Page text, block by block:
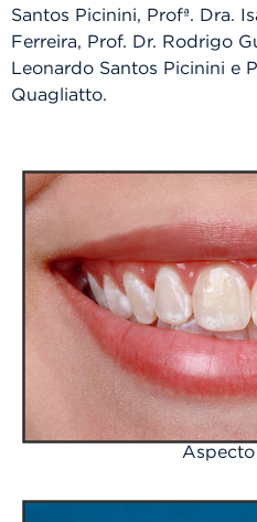
Santos Picinini, Profª. Dra.
Ferreira, Prof. Dr. Rodrigo
Leonardo Santos Picinini e
Quagliatto.
Aspecto